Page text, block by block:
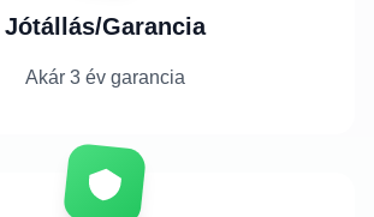
Jótállás/Garancia
Akár 3 év garancia